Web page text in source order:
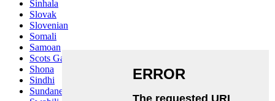
Sinhala
Slovak
Slovenian
Somali
Samoan
Scots Gaelic
Shona
Sindhi
Sundanese